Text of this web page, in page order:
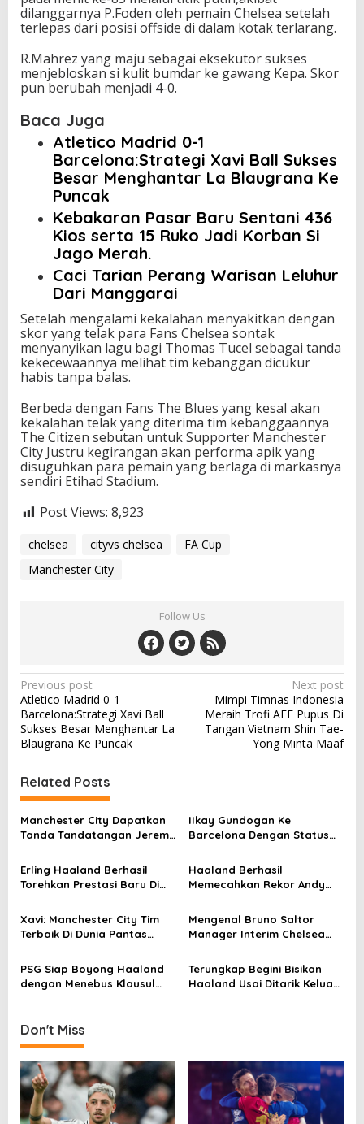
dilanggarnya P.Foden oleh pemain Chelsea setelah
terlepas dari posisi offside di dalam kotak terlarang.
R.Mahrez yang maju sebagai eksekutor sukses
menjebloskan si kulit bumdar ke gawang Kepa. Skor
pun berubah menjadi 4-0.
Baca Juga
Atletico Madrid 0-1
Barcelona:Strategi Xavi Ball Sukses
Besar Menghantar La Blaugrana Ke
Puncak
Kebakaran Pasar Baru Sentani 436
Kios serta 15 Ruko Jadi Korban Si
Jago Merah.
Caci Tarian Perang Warisan Leluhur
Dari Manggarai
Setelah mengalami kekalahan menyakitkan dengan
skor yang telak para Fans Chelsea sontak
menyanyikan lagu bagi Thomas Tucel sebagai tanda
kekecewaannya melihat tim kebanggan dicukur
habis tanpa balas.
Berbeda dengan Fans The Blues yang kesal akan
kekalahan telak yang diterima tim kebanggaannya
The Citizen sebutan untuk Supporter Manchester
City Justru kegirangan akan performa apik yang
disuguhkan para pemain yang berlaga di markasnya
sendiri Etihad Stadium.
Post Views: 8,923
chelsea cityvs chelsea
FA Cup
Manchester City
Follow Us
P
o
s
t
n
a
v
i
g
a
t
i
o
n
Previous post
Atletico Madrid 0-1
Barcelona:Strategi Xavi Ball
Sukses Besar Menghantar La
Blaugrana Ke Puncak
Next post
Mimpi Timnas Indonesia
Meraih Trofi AFF Pupus Di
Tangan Vietnam Shin Tae-
Yong Minta Maaf
Related Posts
Manchester City Dapatkan
Tanda Tandatangan Jeremy
IIkay Gundogan Ke
Barcelona Dengan Status
Erling Haaland Berhasil
Torehkan Prestasi Baru Di
Haaland Berhasil
Memecahkan Rekor Andy
Premiere League
Xavi: Manchester City Tim
Terbaik Di Dunia Pantas
Mengenal Bruno Saltor
Manager Interim Chelsea
PSG Siap Boyong Haaland
dengan Menebus Klausul
Terungkap Begini Bisikan
Haaland Usai Ditarik Keluar
Don't Miss